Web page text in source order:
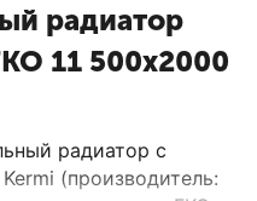
радиатор
11 500x2000
радиатор с
(производитель: